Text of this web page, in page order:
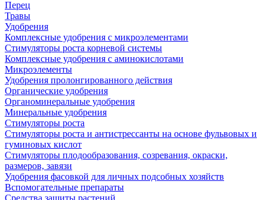
Перец
Травы
Удобрения
Комплексные удобрения с микроэлементами
Стимуляторы роста корневой системы
Комплексные удобрения с аминокислотами
Микроэлементы
Удобрения пролонгированного действия
Органические удобрения
Органоминеральные удобрения
Минеральные удобрения
Стимуляторы роста
Стимуляторы роста и антистрессанты на основе фульвовых и
гуминовых кислот
Стимуляторы плодообразования, созревания, окраски,
размеров, завязи
Удобрения фасовкой для личных подсобных хозяйств
Вспомогательные препараты
Средства защиты растений